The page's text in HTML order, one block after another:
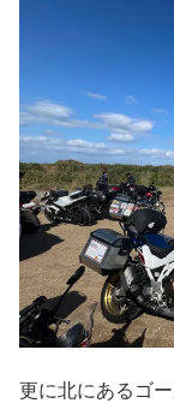
更に北にあるゴ